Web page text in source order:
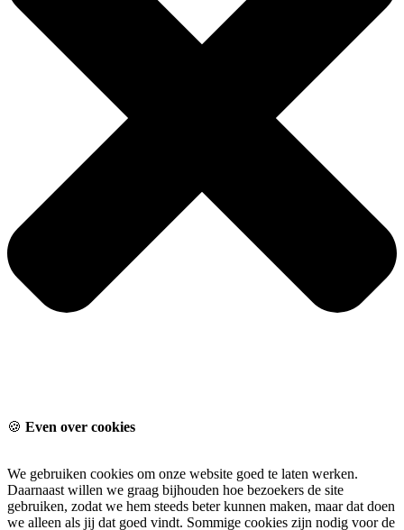
🍪 Even over cookies
We gebruiken cookies om onze website goed te laten werken.
Daarnaast willen we graag bijhouden hoe bezoekers de site
gebruiken, zodat we hem steeds beter kunnen maken, maar dat doen
we alleen als jij dat goed vindt. Sommige cookies zijn nodig voor de